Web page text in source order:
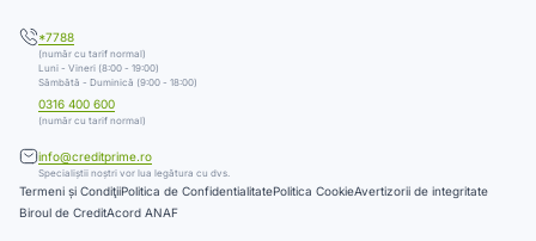
*7788
(număr cu tarif normal)
Luni - Vineri (8:00 - 19:00)
Sâmbătă - Duminică (9:00 - 18:00)
0316 400 600
(număr cu tarif normal)
info@creditprime.ro
Specialiștii noștri vor lua legătura cu dvs.
Termeni și CondiţiiPolitica de ConfidentialitatePolitica CookieAvertizorii de integritate
Biroul de CreditAcord ANAF